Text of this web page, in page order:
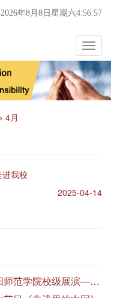
2026年8月8日星期六4:56:57
Toggle
4月
进我校
2025-04-14
第八届大学生艺术展演活动洛阳师范学院校级展演——艺术作品专场展览在美术与艺术学院顺利开展